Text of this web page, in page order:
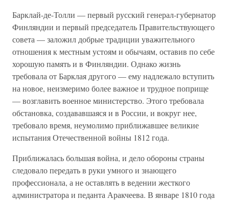
Барклай-де-Толли — первый русский генерал-губернатор
Финляндии и первый председатель Правительствующего
совета — заложил добрые традиции уважительного
отношения к местным устоям и обычаям, оставив по себе
хорошую память и в Финляндии. Однако жизнь
требовала от Барклая другого — ему надлежало вступить
на новое, неизмеримо более важное и трудное поприще
— возглавить военное министерство. Этого требовала
обстановка, создававшаяся и в России, и вокруг нее,
требовало время, неумолимо приближавшее великие
испытания Отечественной войны 1812 года.
Приближалась большая война, и дело обороны страны
следовало передать в руки умного и знающего
профессионала, а не оставлять в ведении жесткого
администратора и педанта Аракчеева. В январе 1810 года